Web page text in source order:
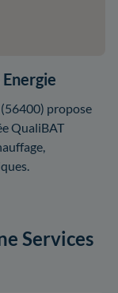
propose
QualiBAT
Services